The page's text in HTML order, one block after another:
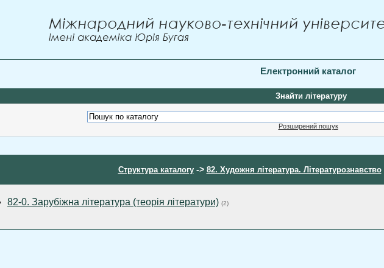
Електронний каталог
Знайти літературу
Розширений пошук
Структура каталогу-> 82. Художня література. Літературознавство
82-0. Зарубіжна література (теорія літератури) (2)